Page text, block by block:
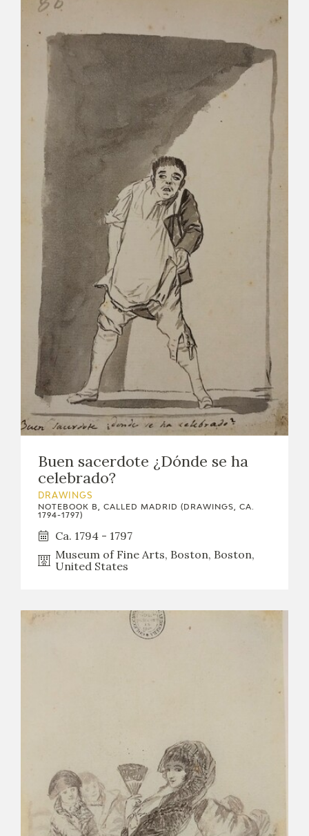
Buen sacerdote ¿Dónde se ha
celebrado?
DRAWINGS
NOTEBOOK B, CALLED MADRID (DRAWINGS, CA.
1794-1797)
Ca. 1794 - 1797
Museum of Fine Arts, Boston, Boston,
United States